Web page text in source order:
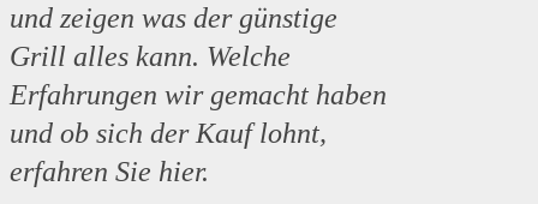
und zeigen was der günstige
Grill alles kann. Welche
Erfahrungen wir gemacht haben
und ob sich der Kauf lohnt,
erfahren Sie hier.